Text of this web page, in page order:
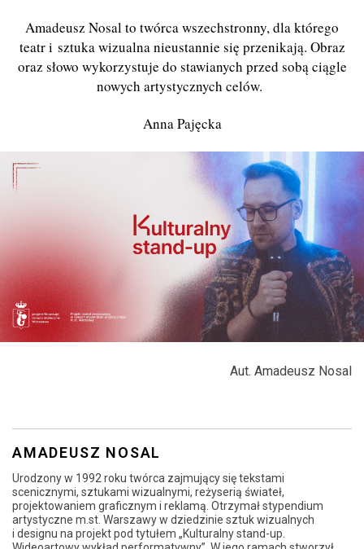
Amadeusz Nosal to twórca wszechstronny, dla którego
teatr i sztuka wizualna nieustannie się przenikają. Obraz
oraz słowo wykorzystuje do stawianych przed sobą ciągle
nowych artystycznych celów.
Anna Pajęcka
Aut. Amadeusz Nosal
AMADEUSZ NOSAL
Urodzony w 1992 roku twórca zajmujący się tekstami
scenicznymi, sztukami wizualnymi, reżyserią świateł,
projektowaniem graficznym i reklamą. Otrzymał stypendium
artystyczne m.st. Warszawy w dziedzinie sztuk wizualnych
i designu na projekt pod tytułem „Kulturalny stand-up.